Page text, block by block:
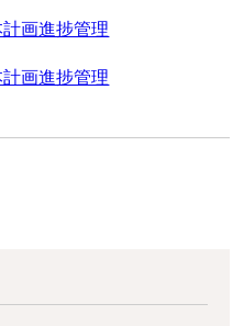
画進捗管理
画進捗管理